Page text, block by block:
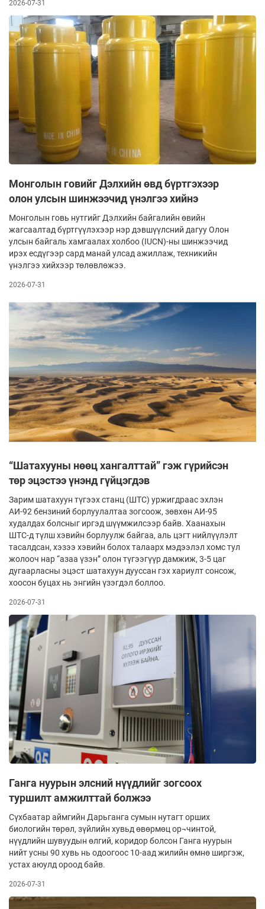
2026-07-31
Монголын говийг Дэлхийн өвд бүртгэхээр
олон улсын шинжээчид үнэлгээ хийнэ
Монголын говь нутгийг Дэлхийн байгалийн өвийн
жагсаалтад бүртгүүлэхээр нэр дэвшүүлсний дагуу Олон
улсын байгаль хамгаалах холбоо (IUCN)-ны шинжээчид
ирэх есдүгээр сард манай улсад ажиллаж, техникийн
үнэлгээ хийхээр төлөвлөжээ.
2026-07-31
“Шатахууны нөөц хангалттай” гэж гүрийсэн
төр эцэстээ үнэнд гүйцэгдэв
Зарим шатахуун түгээх станц (ШТС) уржигдраас эхлэн
АИ-92 бензиний борлуулалтаа зогсоож, зөвхөн АИ-95
худалдах болсныг иргэд шүүмжилсээр байв. Хаанахын
ШТС-д түлш хэвийн борлуулж байгаа, аль цэгт нийлүүлэлт
тасалдсан, хэзээ хэвийн болох талаарх мэдээлэл хомс тул
жолооч нар “азаа үзэн” олон түгээгүүр дамжиж, 3-5 цаг
дугаарласны эцэст шатахуун дууссан гэх хариулт сонсож,
хоосон буцах нь энгийн үзэгдэл боллоо.
2026-07-31
Ганга нуурын элсний нүүдлийг зогсоох
туршилт амжилттай болжээ
Сүхбаатар аймгийн Дарьганга сумын нутагт орших
биологийн төрөл, зүйлийн хувьд өвөрмөц ор¬чинтой,
нүүдлийн шувуудын өлгий, коридор болсон Ганга нуурын
нийт усны 90 хувь нь одоогоос 10-аад жилийн өмнө ширгэж,
устах аюулд ороод байв.
2026-07-31